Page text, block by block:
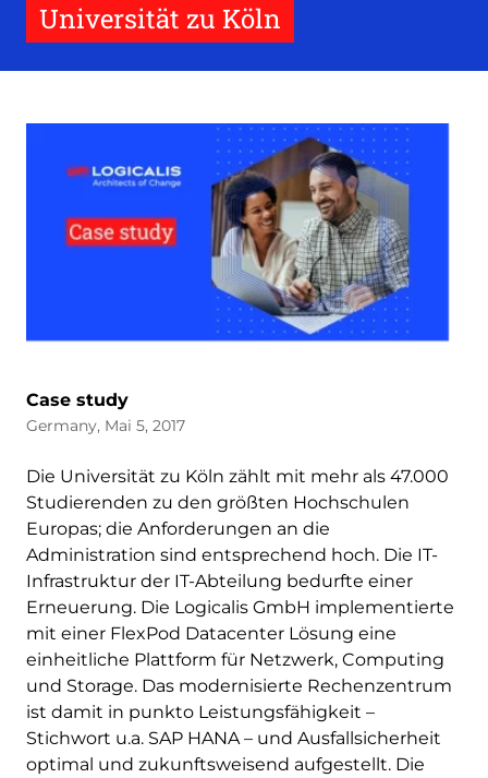
Universität zu Köln
Case study
Germany, Mai 5, 2017
Die Universität zu Köln zählt mit mehr als 47.000
Studierenden zu den größten Hochschulen
Europas; die Anforderungen an die
Administration sind entsprechend hoch. Die IT-
Infrastruktur der IT-Abteilung bedurfte einer
Erneuerung. Die Logicalis GmbH implementierte
mit einer FlexPod Datacenter Lösung eine
einheitliche Plattform für Netzwerk, Computing
und Storage. Das modernisierte Rechenzentrum
ist damit in punkto Leistungsfähigkeit –
Stichwort u.a. SAP HANA – und Ausfallsicherheit
optimal und zukunftsweisend aufgestellt. Die